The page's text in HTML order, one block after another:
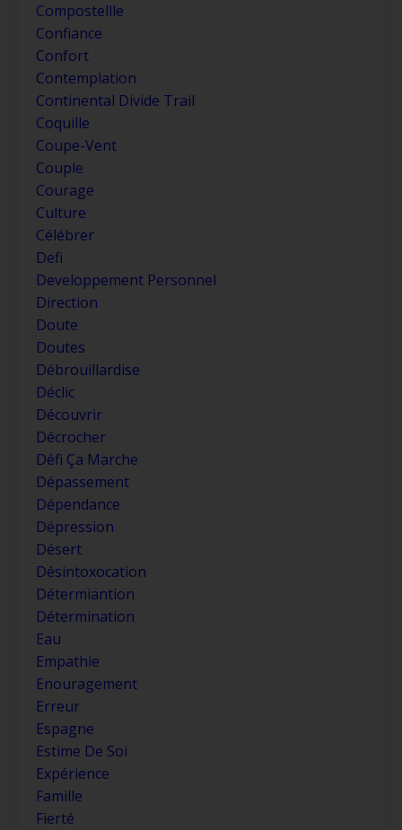
Compostellle
Confiance
Confort
Contemplation
Continental Divide Trail
Coquille
Coupe-Vent
Couple
Courage
Culture
Célébrer
Defi
Developpement Personnel
Direction
Doute
Doutes
Débrouillardise
Déclic
Découvrir
Décrocher
Défi Ça Marche
Dépassement
Dépendance
Dépression
Désert
Désintoxocation
Détermiantion
Détermination
Eau
Empathie
Enouragement
Erreur
Espagne
Estime De Soi
Expérience
Famille
Fierté